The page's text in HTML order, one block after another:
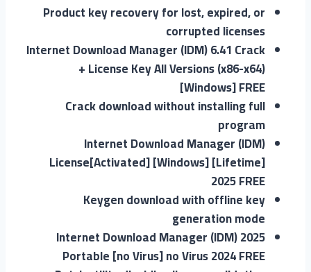
Product key recovery for lost, expired, or
corrupted licenses
Internet Download Manager (IDM) 6.41 Crack
+ License Key All Versions (x86-x64)
[Windows] FREE
Crack download without installing full
program
Internet Download Manager (IDM)
License[Activated] [Windows] [Lifetime]
2025 FREE
Keygen download with offline key
generation mode
Internet Download Manager (IDM) 2025
Portable [no Virus] no Virus 2024 FREE